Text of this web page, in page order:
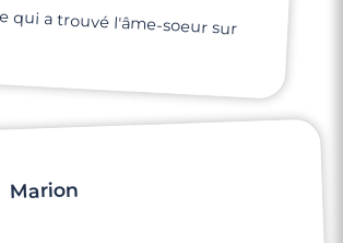
qui a trouvé l'âme-soeur sur
Marion